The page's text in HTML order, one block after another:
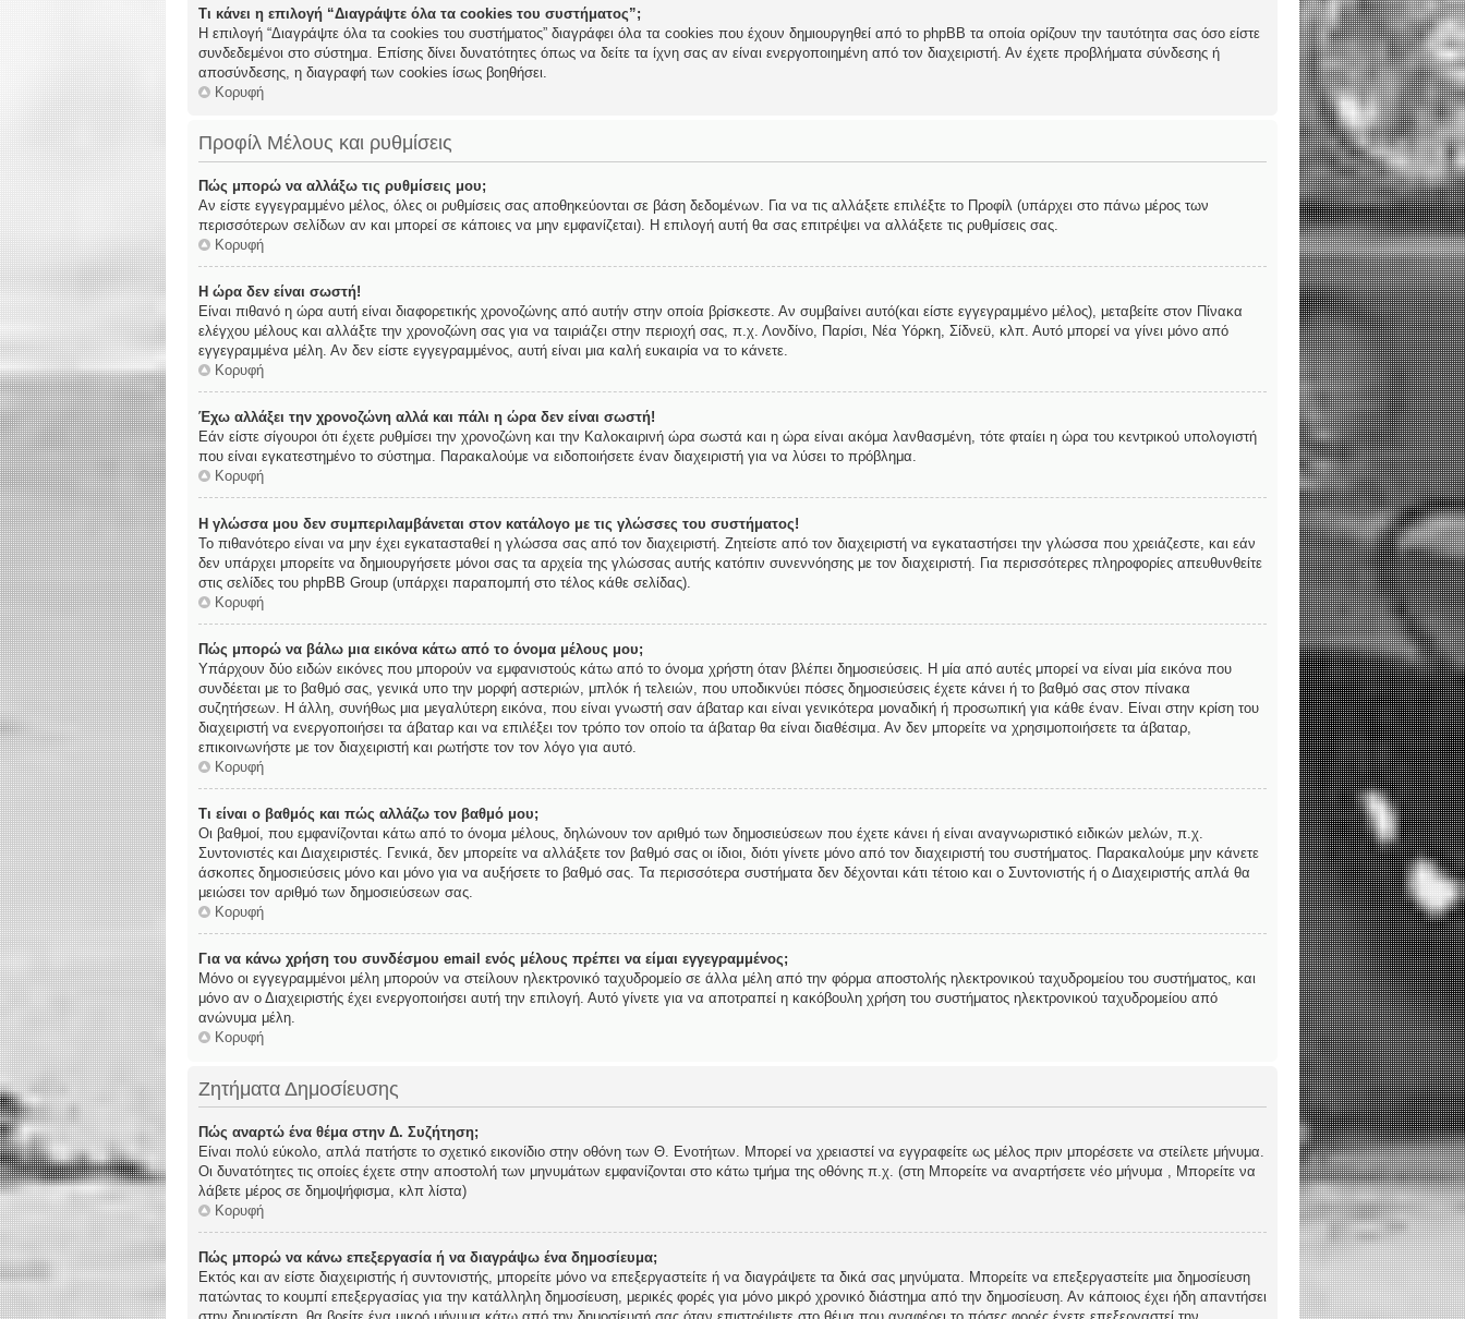
Τι κάνει η επιλογή “Διαγράψτε όλα τα cookies του συστήματος”;
Η επιλογή “Διαγράψτε όλα τα cookies του συστήματος” διαγράφει όλα τα cookies που έχουν δημιουργηθεί από το phpBB τα οποία ορίζουν την ταυτότητα σας όσο είστε
συνδεδεμένοι στο σύστημα. Επίσης δίνει δυνατότητες όπως να δείτε τα ίχνη σας αν είναι ενεργοποιημένη από τον διαχειριστή. Αν έχετε προβλήματα σύνδεσης ή
αποσύνδεσης, η διαγραφή των cookies ίσως βοηθήσει.
Κορυφή
Προφίλ Μέλους και ρυθμίσεις
Πώς μπορώ να αλλάξω τις ρυθμίσεις μου;
Αν είστε εγγεγραμμένο μέλος, όλες οι ρυθμίσεις σας αποθηκεύονται σε βάση δεδομένων. Για να τις αλλάξετε επιλέξτε το Προφίλ (υπάρχει στο πάνω μέρος των
περισσότερων σελίδων αν και μπορεί σε κάποιες να μην εμφανίζεται). Η επιλογή αυτή θα σας επιτρέψει να αλλάξετε τις ρυθμίσεις σας.
Κορυφή
Η ώρα δεν είναι σωστή!
Είναι πιθανό η ώρα αυτή είναι διαφορετικής χρονοζώνης από αυτήν στην οποία βρίσκεστε. Αν συμβαίνει αυτό(και είστε εγγεγραμμένο μέλος), μεταβείτε στον Πίνακα
ελέγχου μέλους και αλλάξτε την χρονοζώνη σας για να ταιριάζει στην περιοχή σας, π.χ. Λονδίνο, Παρίσι, Νέα Υόρκη, Σίδνεϋ, κλπ. Αυτό μπορεί να γίνει μόνο από
εγγεγραμμένα μέλη. Αν δεν είστε εγγεγραμμένος, αυτή είναι μια καλή ευκαιρία να το κάνετε.
Κορυφή
Έχω αλλάξει την χρονοζώνη αλλά και πάλι η ώρα δεν είναι σωστή!
Εάν είστε σίγουροι ότι έχετε ρυθμίσει την χρονοζώνη και την Καλοκαιρινή ώρα σωστά και η ώρα είναι ακόμα λανθασμένη, τότε φταίει η ώρα του κεντρικού υπολογιστή
που είναι εγκατεστημένο το σύστημα. Παρακαλούμε να ειδοποιήσετε έναν διαχειριστή για να λύσει το πρόβλημα.
Κορυφή
Η γλώσσα μου δεν συμπεριλαμβάνεται στον κατάλογο με τις γλώσσες του συστήματος!
Το πιθανότερο είναι να μην έχει εγκατασταθεί η γλώσσα σας από τον διαχειριστή. Ζητείστε από τον διαχειριστή να εγκαταστήσει την γλώσσα που χρειάζεστε, και εάν
δεν υπάρχει μπορείτε να δημιουργήσετε μόνοι σας τα αρχεία της γλώσσας αυτής κατόπιν συνεννόησης με τον διαχειριστή. Για περισσότερες πληροφορίες απευθυνθείτε
στις σελίδες του phpBB Group (υπάρχει παραπομπή στο τέλος κάθε σελίδας).
Κορυφή
Πώς μπορώ να βάλω μια εικόνα κάτω από το όνομα μέλους μου;
Υπάρχουν δύο ειδών εικόνες που μπορούν να εμφανιστούς κάτω από το όνομα χρήστη όταν βλέπει δημοσιεύσεις. Η μία από αυτές μπορεί να είναι μία εικόνα που
συνδέεται με το βαθμό σας, γενικά υπο την μορφή αστεριών, μπλόκ ή τελειών, που υποδικνύει πόσες δημοσιεύσεις έχετε κάνει ή το βαθμό σας στον πίνακα
συζητήσεων. Η άλλη, συνήθως μια μεγαλύτερη εικόνα, που είναι γνωστή σαν άβαταρ και είναι γενικότερα μοναδική ή προσωπική για κάθε έναν. Είναι στην κρίση του
διαχειριστή να ενεργοποιήσει τα άβαταρ και να επιλέξει τον τρόπο τον οποίο τα άβαταρ θα είναι διαθέσιμα. Αν δεν μπορείτε να χρησιμοποιήσετε τα άβαταρ,
επικοινωνήστε με τον διαχειριστή και ρωτήστε τον τον λόγο για αυτό.
Κορυφή
Τι είναι ο βαθμός και πώς αλλάζω τον βαθμό μου;
Οι βαθμοί, που εμφανίζονται κάτω από το όνομα μέλους, δηλώνουν τον αριθμό των δημοσιεύσεων που έχετε κάνει ή είναι αναγνωριστικό ειδικών μελών, π.χ.
Συντονιστές και Διαχειριστές. Γενικά, δεν μπορείτε να αλλάξετε τον βαθμό σας οι ίδιοι, διότι γίνετε μόνο από τον διαχειριστή του συστήματος. Παρακαλούμε μην κάνετε
άσκοπες δημοσιεύσεις μόνο και μόνο για να αυξήσετε το βαθμό σας. Τα περισσότερα συστήματα δεν δέχονται κάτι τέτοιο και ο Συντονιστής ή ο Διαχειριστής απλά θα
μειώσει τον αριθμό των δημοσιεύσεων σας.
Κορυφή
Για να κάνω χρήση του συνδέσμου email ενός μέλους πρέπει να είμαι εγγεγραμμένος;
Μόνο οι εγγεγραμμένοι μέλη μπορούν να στείλουν ηλεκτρονικό ταχυδρομείο σε άλλα μέλη από την φόρμα αποστολής ηλεκτρονικού ταχυδρομείου του συστήματος, και
μόνο αν ο Διαχειριστής έχει ενεργοποιήσει αυτή την επιλογή. Αυτό γίνετε για να αποτραπεί η κακόβουλη χρήση του συστήματος ηλεκτρονικού ταχυδρομείου από
ανώνυμα μέλη.
Κορυφή
Ζητήματα Δημοσίευσης
Πώς αναρτώ ένα θέμα στην Δ. Συζήτηση;
Είναι πολύ εύκολο, απλά πατήστε το σχετικό εικονίδιο στην οθόνη των Θ. Ενοτήτων. Μπορεί να χρειαστεί να εγγραφείτε ως μέλος πριν μπορέσετε να στείλετε μήνυμα.
Οι δυνατότητες τις οποίες έχετε στην αποστολή των μηνυμάτων εμφανίζονται στο κάτω τμήμα της οθόνης π.χ. (στη Μπορείτε να αναρτήσετε νέο μήνυμα , Μπορείτε να
λάβετε μέρος σε δημοψήφισμα, κλπ λίστα)
Κορυφή
Πώς μπορώ να κάνω επεξεργασία ή να διαγράψω ένα δημοσίευμα;
Εκτός και αν είστε διαχειριστής ή συντονιστής, μπορείτε μόνο να επεξεργαστείτε ή να διαγράψετε τα δικά σας μηνύματα. Μπορείτε να επεξεργαστείτε μια δημοσίευση
πατώντας το κουμπί επεξεργασίας για την κατάλληλη δημοσίευση, μερικές φορές για μόνο μικρό χρονικό διάστημα από την δημοσίευση. Αν κάποιος έχει ήδη απαντήσει